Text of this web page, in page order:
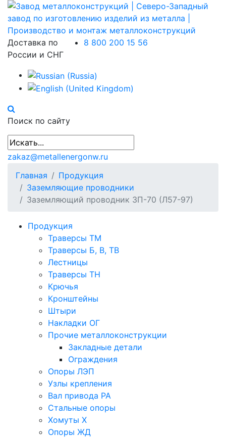
Доставка по
России и СНГ
8 800 200 15 56
Поиск по сайту
zakaz@metallenergonw.ru
Главная
Продукция
Заземляющие проводники
Заземляющий проводник ЗП-70 (Л57-97)
Продукция
Траверсы ТМ
Траверсы Б, В, ТВ
Лестницы
Траверсы ТН
Крючья
Кронштейны
Штыри
Накладки ОГ
Прочие металлоконструкции
Закладные детали
Ограждения
Опоры ЛЭП
Узлы крепления
Вал привода РА
Стальные опоры
Хомуты Х
Опоры ЖД